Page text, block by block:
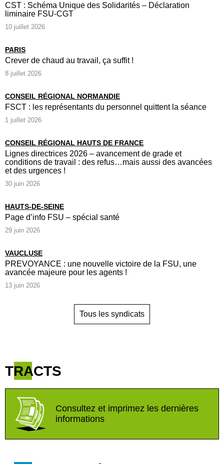
CST : Schéma Unique des Solidarités – Déclaration
liminaire FSU-CGT
10 juillet 2026
PARIS
Crever de chaud au travail, ça suffit !
8 juillet 2026
CONSEIL RÉGIONAL NORMANDIE
FSCT : les représentants du personnel quittent la séance
1 juillet 2026
CONSEIL RÉGIONAL HAUTS DE FRANCE
Lignes directrices 2026 – avancement de grade et
conditions de travail : des refus…mais aussi des avancées
et des urgences !
30 juin 2026
HAUTS-DE-SEINE
Page d’info FSU – spécial santé
29 juin 2026
VAUCLUSE
PREVOYANCE : une nouvelle victoire de la FSU, une
avancée majeure pour les agents !
13 juin 2026
Tous les syndicats
TRACTS
Consultez et imprimez les dernières
informations